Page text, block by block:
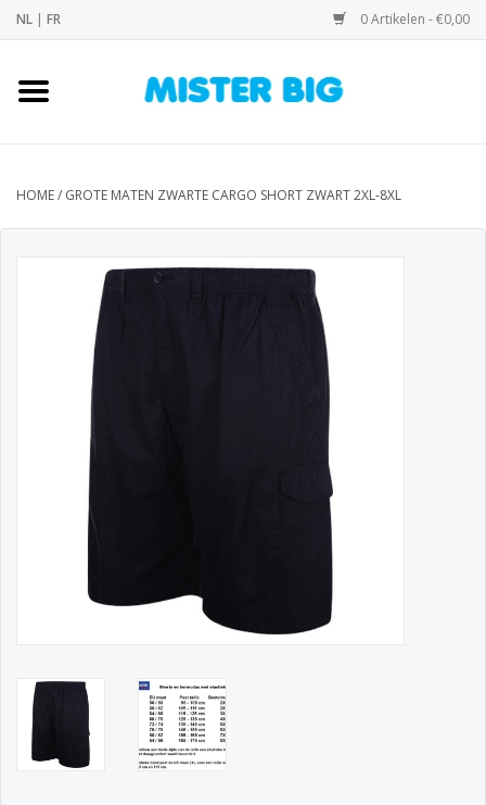
NL | FR 0 Artikelen - €0,00
Home
Onze Winkel
HOME/ GROTE MATEN ZWARTE CARGO SHORT ZWART 2XL-8XL